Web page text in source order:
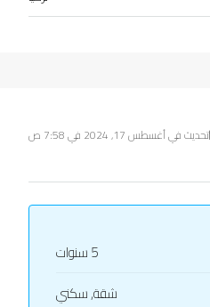
تحديث في أغسطس 17, 2024 في 7:58 ص
5 سنوات
شقة, سكني